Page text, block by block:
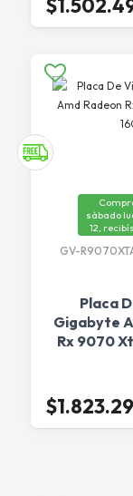
sábado
12,
GV-
Placa
Gigabyte
Rx 9070